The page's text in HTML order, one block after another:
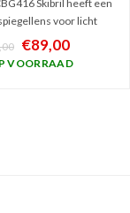
Skibril heeft een
voor licht
zonnig weer. Deze
snow goggles met
hebben een
€89,00
VOORRAAD